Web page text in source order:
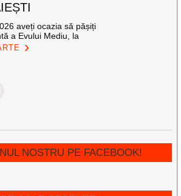
aveți ocazia să pășiți
a Evului Mediu, la
NOSTRU PE FACEBOOK!